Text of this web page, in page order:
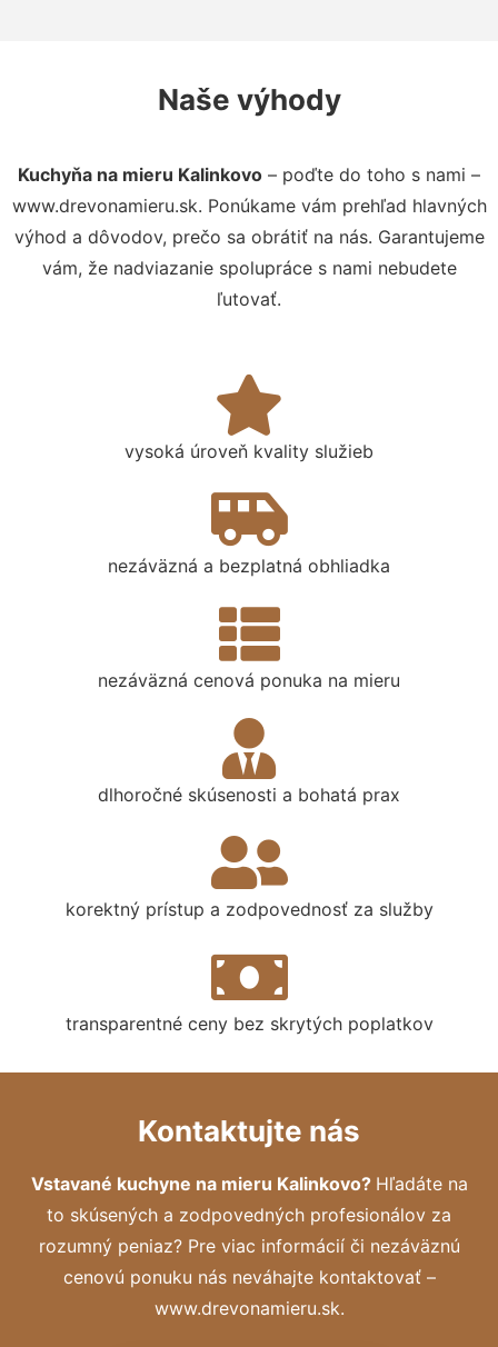
Naše výhody
Kuchyňa na mieru Kalinkovo – poďte do toho s nami –
www.drevonamieru.sk. Ponúkame vám prehľad hlavných
výhod a dôvodov, prečo sa obrátiť na nás. Garantujeme
vám, že nadviazanie spolupráce s nami nebudete
ľutovať.
vysoká úroveň kvality služieb
nezáväzná a bezplatná obhliadka
nezáväzná cenová ponuka na mieru
dlhoročné skúsenosti a bohatá prax
korektný prístup a zodpovednosť za služby
transparentné ceny bez skrytých poplatkov
Kontaktujte nás
Vstavané kuchyne na mieru Kalinkovo? Hľadáte na
to skúsených a zodpovedných profesionálov za
rozumný peniaz? Pre viac informácií či nezáväznú
cenovú ponuku nás neváhajte kontaktovať –
www.drevonamieru.sk.